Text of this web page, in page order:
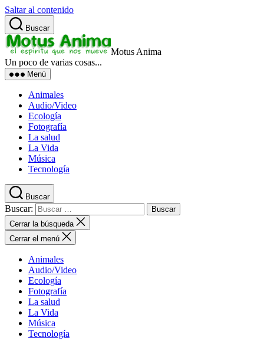
Saltar al contenido
Buscar
Motus Anima
Un poco de varias cosas...
Menú
Animales
Audio/Video
Ecología
Fotografía
La salud
La Vida
Música
Tecnología
Buscar
Buscar:
Cerrar la búsqueda
Cerrar el menú
Animales
Audio/Video
Ecología
Fotografía
La salud
La Vida
Música
Tecnología